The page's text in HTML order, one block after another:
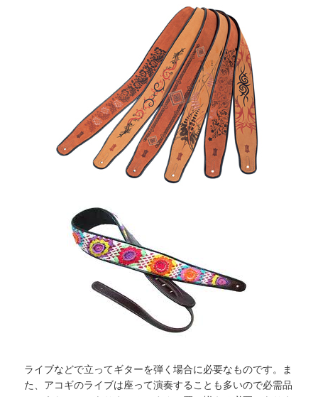
ライブなどで立ってギターを弾く場合に必要なものです。ま
た、アコギのライブは座って演奏することも多いので必需品